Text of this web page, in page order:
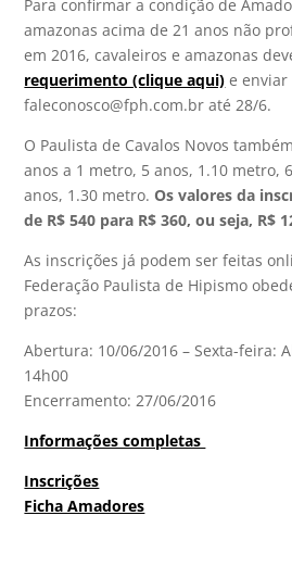
Para confirmar a condição de
amazonas acima de 21 anos não
em 2016, cavaleiros e amazonas
requerimento (clique aqui) e enviar
faleconosco@fph.com.br até 28/6.
O Paulista de Cavalos Novos
anos a 1 metro, 5 anos, 1.10 metro,
anos, 1.30 metro.Os valores da
de R$ 540 para R$ 360, ou seja, R$
As inscrições já podem ser feitas
Federação Paulista de Hipismo
prazos:
Abertura: 10/06/2016 – Sexta-feira:
14h00
Encerramento: 27/06/2016
Informações completas
Inscrições
Ficha Amadores